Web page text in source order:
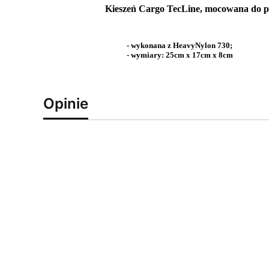
Kieszeń Cargo TecLine, mocowana do
- wykonana z HeavyNylon 730;
- wymiary: 25cm x 17cm x 8cm
Opinie